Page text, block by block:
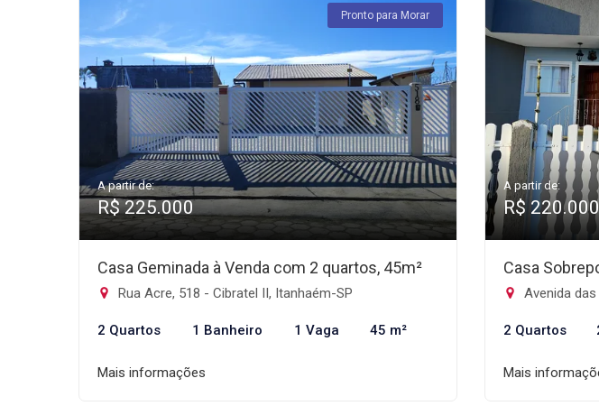
Pronto para Morar
A partir de:
R$ 225.000
Casa Geminada à Venda com 2 quartos, 45m²
Rua Acre, 518 - Cibratel II, Itanhaém-SP
2 Quartos 1 Banheiro 1 Vaga 45 m²
Mais informações
A partir de:
R$ 220.000
Casa
Avenida das
2 Quartos
Mais